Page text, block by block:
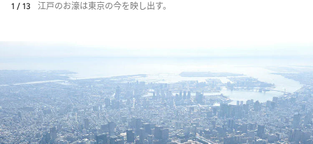
1 / 13 江戸のお濠は東京の今を映し出す。